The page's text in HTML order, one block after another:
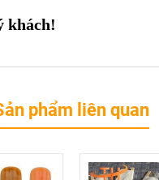
khách!
phẩm liên quan